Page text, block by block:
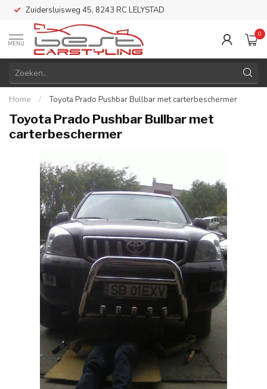
Zuidersluisweg 45, 8243 RC LELYSTAD
MENU
0
Home / Toyota Prado Pushbar Bullbar met carterbeschermer
Toyota Prado Pushbar Bullbar met
carterbeschermer